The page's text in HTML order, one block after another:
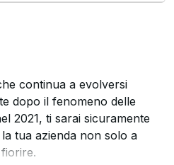
continua a evolversi
dopo il fenomeno delle
2021, ti sarai sicuramente
tua azienda non solo a